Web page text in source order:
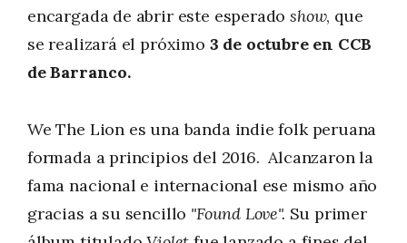
encargada de abrir este esperadoshow, que
se realizará el próximo 3 de octubre en CCB
de Barranco.
We The Lion es una banda indie folk peruana
formada a principios del 2016. Alcanzaron la
fama nacional e internacional ese mismo año
gracias a su sencillo "Found Love". Su primer